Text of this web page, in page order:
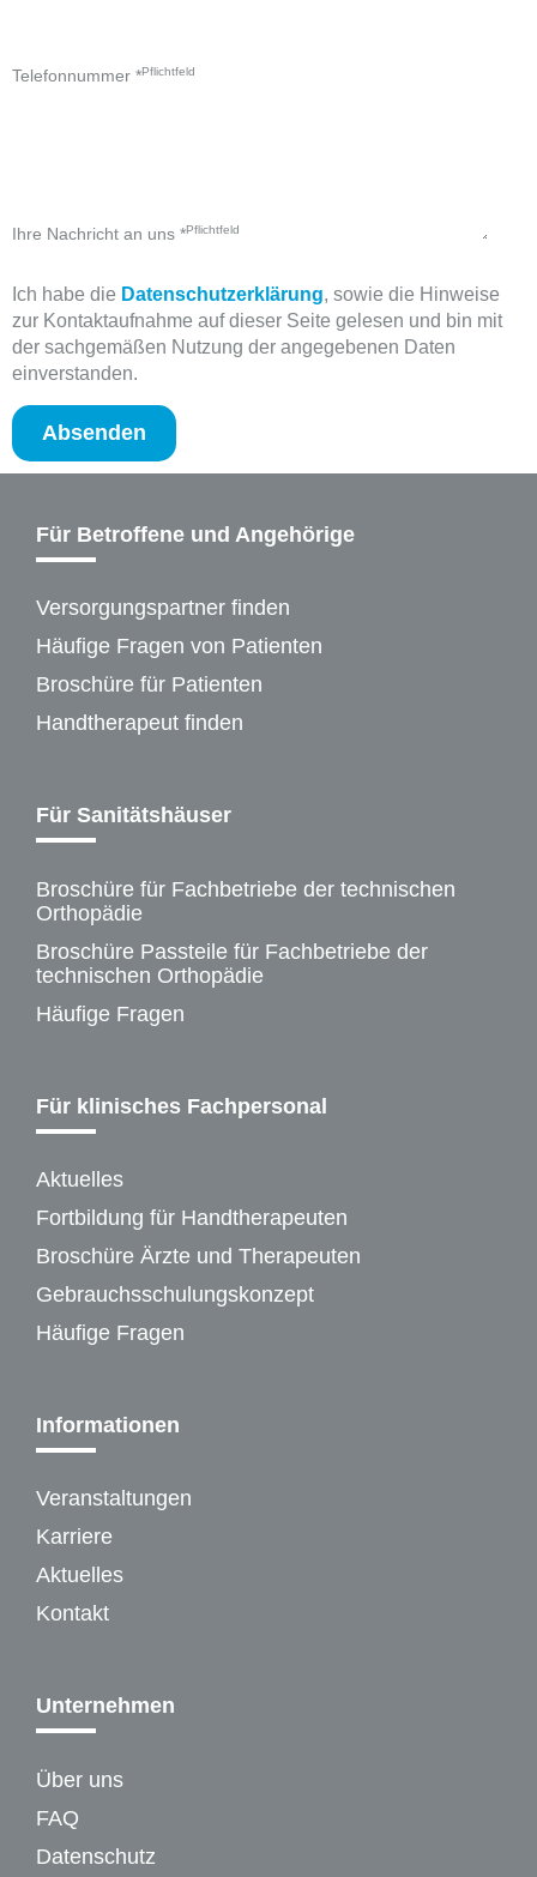
ht
Telefonnummer *
Ihre Nachricht an uns *
Ich habe die Datenschutzerklärung, sowie die Hinweise
zur Kontaktaufnahme auf dieser Seite gelesen und bin mit
der sachgemäßen Nutzung der angegebenen Daten
einverstanden.
Absenden
Für Betroffene und Angehörige
Versorgungspartner finden
Häufige Fragen von Patienten
Broschüre für Patienten
Handtherapeut finden
Für Sanitätshäuser
Broschüre für Fachbetriebe der technischen
Orthopädie
Broschüre Passteile für Fachbetriebe der
technischen Orthopädie
Häufige Fragen
Für klinisches Fachpersonal
Aktuelles
Fortbildung für Handtherapeuten
Broschüre Ärzte und Therapeuten
Gebrauchsschulungskonzept
Häufige Fragen
Informationen
Veranstaltungen
Karriere
Aktuelles
Kontakt
Unternehmen
Über uns
FAQ
Datenschutz